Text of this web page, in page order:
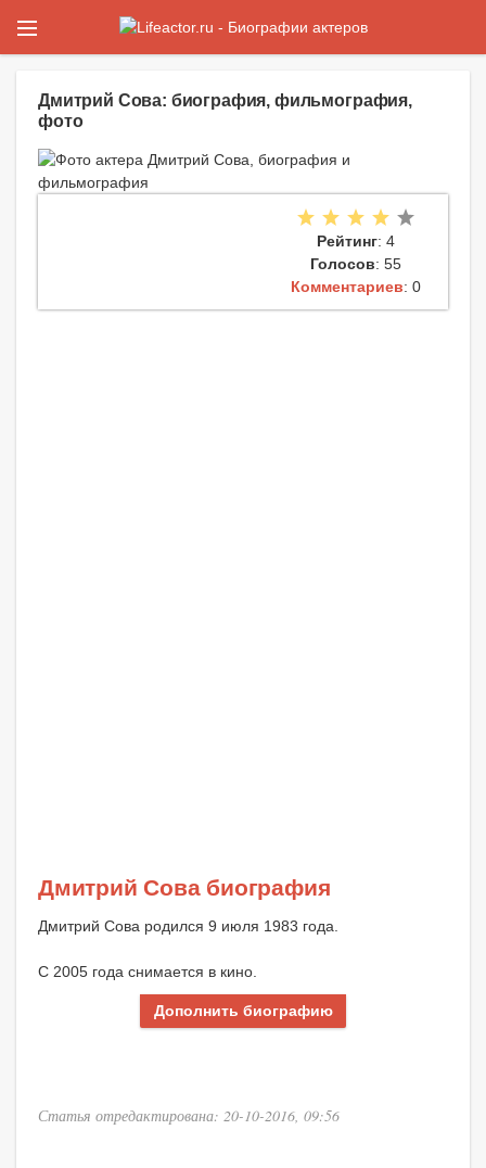
Дмитрий Сова: биография, фильмография,
фото
Рейтинг: 4
Голосов: 55
Комментариев: 0
Дмитрий Сова биография
Дмитрий Сова родился 9 июля 1983 года.
С 2005 года снимается в кино.
Дополнить биографию
Статья отредактирована: 20-10-2016, 09:56